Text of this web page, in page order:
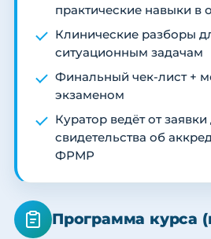
практические навыки в
Клинические разборы
ситуационным задачам
Финальный чек-лист +
экзаменом
Куратор ведёт от
свидетельства об
ФРМР
Программа курса